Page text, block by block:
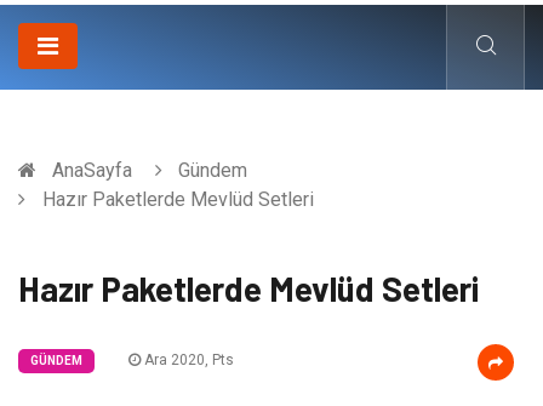
AnaSayfa
Gündem
Hazır Paketlerde Mevlüd Setleri
Hazır Paketlerde Mevlüd Setleri
GÜNDEM Ara 2020, Pts